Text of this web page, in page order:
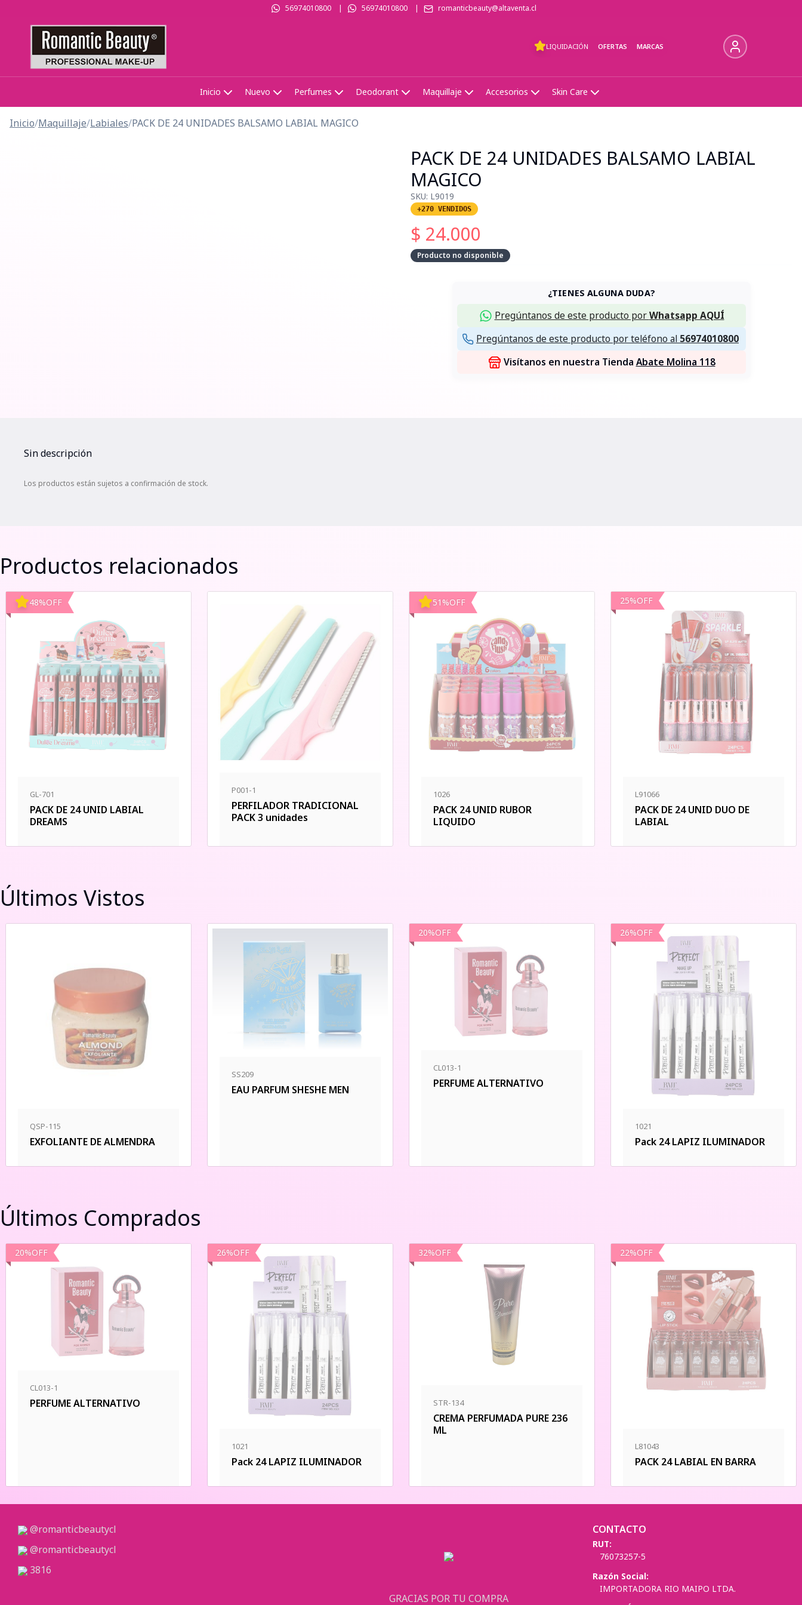
56974010800| 56974010800| romanticbeauty@altaventa.cl
LIQUIDACIÓN OFERTAS MARCAS
Inicio Nuevo Perfumes Deodorant Maquillaje Accesorios Skin Care
Inicio/Maquillaje/Labiales/PACK DE 24 UNIDADES BALSAMO LABIAL MAGICO
PACK DE 24 UNIDADES BALSAMO LABIAL
MAGICO
SKU: L9019
+270 VENDIDOS
$ 24.000
Producto no disponible
¿TIENES ALGUNA DUDA?
Pregúntanos de este producto porWhatsapp AQUÍ
Pregúntanos de este producto por teléfono al 56974010800
Visítanos en nuestra Tienda Abate Molina 118
Sin descripción
Los productos están sujetos a confirmación de stock.
Productos relacionados
48%OFF
GL-701
PACK DE 24 UNID LABIAL
DREAMS
P001-1
PERFILADOR TRADICIONAL
PACK 3 unidades
51 %OFF
1026
PACK 24 UNID RUBOR
LIQUIDO
25%OFF
L91066
PACK DE 24 UNID DUO DE
LABIAL
Últimos Vistos
QSP-115
EXFOLIANTE DE ALMENDRA
SS209
EAU PARFUM SHESHE MEN
20%OFF
CL013-1
PERFUME ALTERNATIVO
26%OFF
1021
Pack 24 LAPIZ ILUMINADOR
Últimos Comprados
20%OFF
CL013-1
PERFUME ALTERNATIVO
26%OFF
1021
Pack 24 LAPIZ ILUMINADOR
32%OFF
STR-134
CREMA PERFUMADA PURE 236
ML
22%OFF
L81043
PACK 24 LABIAL EN BARRA
@romanticbeautycl
@romanticbeautycl
3816
GRACIAS POR TU COMPRA
CONTACTO
RUT:
76073257-5
Razón Social:
IMPORTADORA RIO MAIPO LTDA.